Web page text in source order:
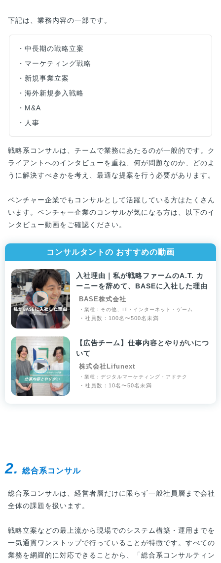
下記は、業務内容の一部です。
・中長期の戦略立案
・マーケティング戦略
・新規事業立案
・海外新規参入戦略
・M&A
・人事
戦略系コンサルは、チームで業務にあたるのが一般的です。ク
ライアントへのインタビューを重ね、何が問題なのか、どのよ
うに解決すべきかを考え、最適な提案を行う必要があります。
ベンチャー企業でもコンサルとして活躍している方はたくさん
います。ベンチャー企業のコンサルが気になる方は、以下のイ
ンタビュー動画をご確認ください。
コンサルタントの おすすめの動画
入社理由｜私が戦略ファームのA.T. カ
ーニーを辞めて、BASEに入社した理由
BASE株式会社
・業種：その他、IT・インターネット・ゲーム
・社員数：100名〜500名未満
【広告チーム】仕事内容とやりがいにつ
いて
株式会社Lifunext
・業種：デジタルマーケティング・アドテク
・社員数：10名〜50名未満
2. 総合系コンサル
総合系コンサルは、経営者層だけに限らず一般社員層まで会社
全体の課題を扱います。
戦略立案などの最上流から現場でのシステム構築・運用までを
一気通貫ワンストップで行っていることが特徴です。すべての
業務を網羅的に対応できることから、「総合系コンサルティン